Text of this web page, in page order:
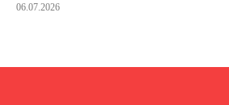
06.07.2026